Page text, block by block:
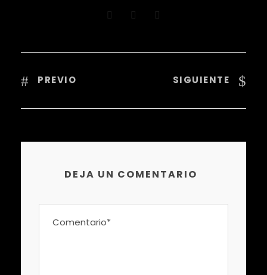
PREVIO SIGUIENTE
DEJA UN COMENTARIO